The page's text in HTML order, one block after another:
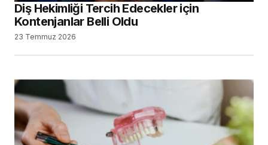
Diş Hekimliği Tercih Edecekler için
Kontenjanlar Belli Oldu
23 Temmuz 2026